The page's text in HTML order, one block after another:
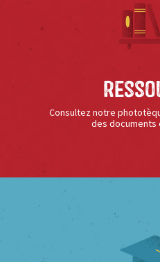
Consultez notre
des documents